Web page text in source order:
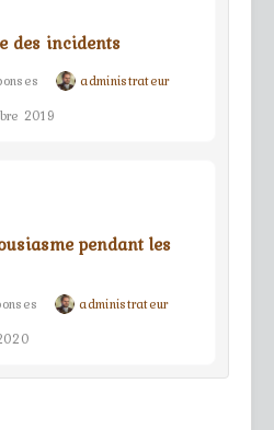
des incidents
administrateur
2019
pendant les
administrateur